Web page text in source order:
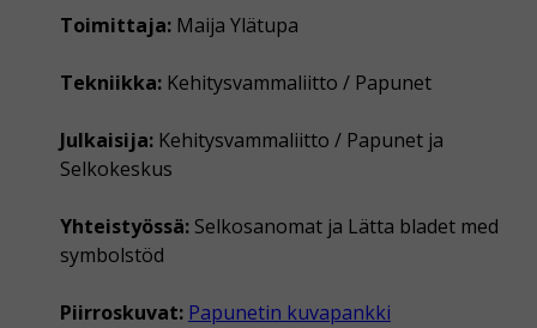
Toimittaja: Maija Ylätupa
Tekniikka: Kehitysvammaliitto / Papunet
Julkaisija: Kehitysvammaliitto / Papunet ja
Selkokeskus
Yhteistyössä: Selkosanomat ja Lätta bladet med
symbolstöd
Piirroskuvat: Papunetin kuvapankki